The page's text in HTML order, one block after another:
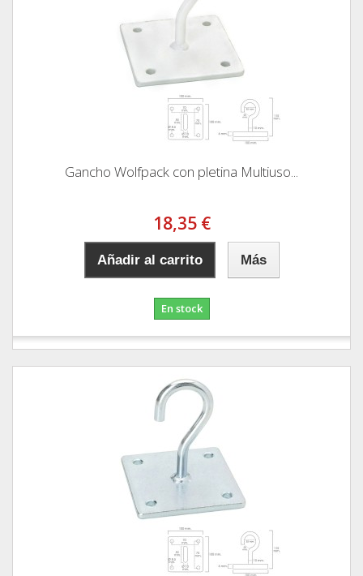
Gancho Wolfpack con pletina Multiuso...
18,35 €
Añadir al carrito Más
En stock